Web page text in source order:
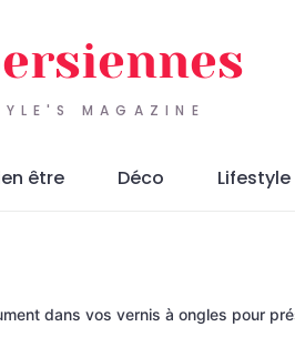
MAGAZINE
être Déco Lifestyle
dans vos vernis à ongles pour